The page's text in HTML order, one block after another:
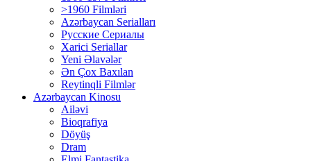
>1960 Filmləri
Azərbaycan Serialları
Русские Сериалы
Xarici Seriallar
Yeni Əlavələr
Ən Çox Baxılan
Reytinqli Filmlər
Azərbaycan Kinosu
Ailəvi
Bioqrafiya
Döyüş
Dram